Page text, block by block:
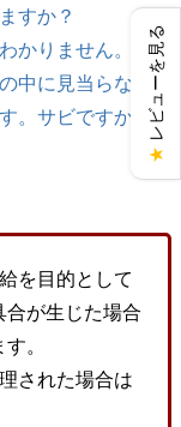
すか？
りません。
に見当らない。
。サビですか？
を目的として
が生じた場合
。
された場合は
★
レビューを見る